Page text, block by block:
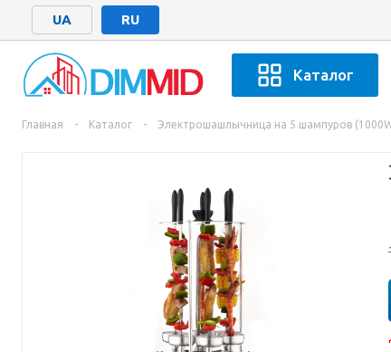
UA RU
Каталог
Главная - Каталог - Электрошашлычница на 5 шампуров